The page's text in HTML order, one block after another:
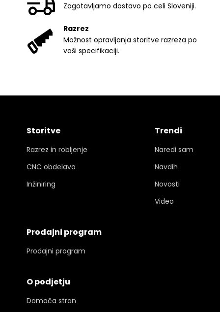
Zagotavljamo dostavo po celi Sloveniji.
Razrez
Možnost opravljanja storitve razreza po
vaši specifikaciji.
Storitve
Razrez in robljenje
CNC obdelava
Inžiniring
Trendi
Naredi sam
Navdih
Novosti
Video
Prodajni program
Prodajni program
O podjetju
Domača stran